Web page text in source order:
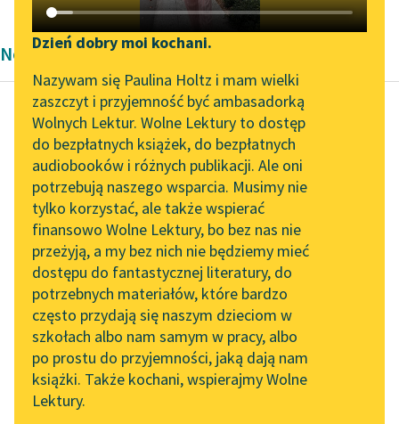
Katalog DAISY
Podkasty o książkach
Zgłoś brak utworu
Aktualności
„Prokurator Alicja Horn”
do słuchania
Byliśmy częścią AI Impact
Lab
Zapraszamy na spotkanie
online z tłumaczkami
literatury skandynawskiej
Spotkanie z Katarzyną
Tunkiel w Oslo
102. lata temu zmarł
Joseph Conrad
Narzędzia
Mapa Wolnych Lektur
Leśmianator
Przewodnik dla piszących i
czytających
API
OAI-PMH
Widget Wolnych Lektur
Przypisy
Dzień dobry moi kochani.
Nazywam się Paulina Holtz i mam wielki
zaszczyt i przyjemność być ambasadorką
Wolnych Lektur. Wolne Lektury to dostęp
do bezpłatnych książek, do bezpłatnych
audiobooków i różnych publikacji. Ale oni
potrzebują naszego wsparcia. Musimy nie
tylko korzystać, ale także wspierać
finansowo Wolne Lektury, bo bez nas nie
przeżyją, a my bez nich nie będziemy mieć
dostępu do fantastycznej literatury, do
potrzebnych materiałów, które bardzo
często przydają się naszym dzieciom w
szkołach albo nam samym w pracy, albo
po prostu do przyjemności, jaką dają nam
książki. Także kochani, wspierajmy Wolne
Lektury.
Nowela Bolesław Prus
Bolesław Prus
Pod szychtami
Na lewo, gdzieś aż w
nieskończoność,
ciągnie się szeroka
smuga bladej, mętnej,
że nie powiem...
Czytaj więcej